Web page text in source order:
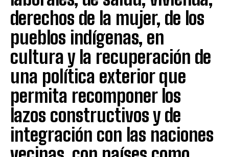
derechos de la mujer, de los
pueblos indígenas, en
cultura y la recuperación de
una política exterior que
permita recomponer los
lazos constructivos y de
integración con las naciones